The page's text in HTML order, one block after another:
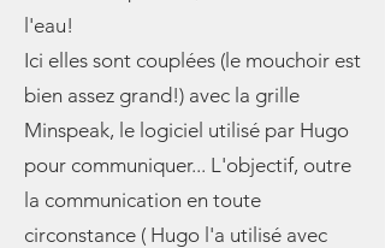
l'eau!
Ici elles sont couplées (le mouchoir est
bien assez grand!) avec la grille
Minspeak, le logiciel utilisé par Hugo
pour communiquer... L'objectif, outre
la communication en toute
circonstance ( Hugo l'a utilisé avec